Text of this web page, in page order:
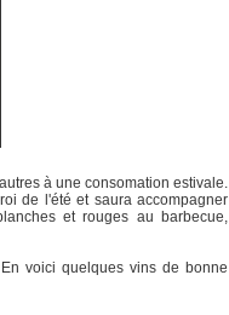
à une consomation estivale.
de l'été et saura accompagner
et rouges au barbecue,
voici quelques vins de bonne